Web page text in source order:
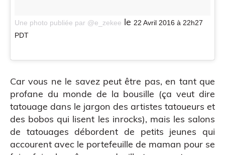
Une photo publiée par @e_zekee le 22 Avril 2016 à 22h27
PDT
Car vous ne le savez peut être pas, en tant que
profane du monde de la bousille (ça veut dire
tatouage dans le jargon des artistes tatoueurs et
des bobos qui lisent les inrocks), mais les salons
de tatouages débordent de petits jeunes qui
accourent avec le portefeuille de maman pour se